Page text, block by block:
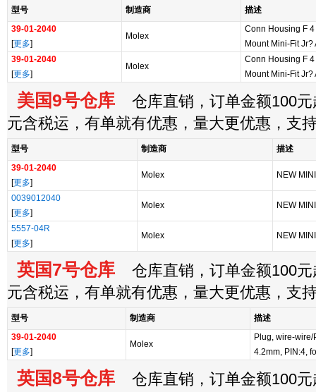
型号 制造商
描述
39-01-2040
[更多]
Molex
Conn Housing F
Mount Mini-Fit
39-01-2040
[更多]
Molex
Conn Housing F
Mount Mini-Fit
美国9号仓库 仓库直销，订单金额100元
元含税运，有单就有优惠，量大更优惠，支
型号 制造商
描述
39-01-2040
[更多]
Molex NEW
0039012040
[更多]
Molex NEW
5557-04R
[更多]
Molex NEW
英国7号仓库 仓库直销，订单金额100元
元含税运，有单就有优惠，量大更优惠，支
型号 制造商
描述
39-01-2040
[更多]
Molex
Plug, wire-wire/
4.2mm, PIN:4,
英国8号仓库 仓库直销，订单金额100元